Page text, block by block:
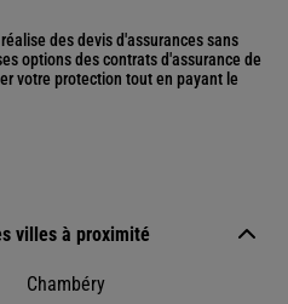
des devis d'assurances sans
options des contrats d'assurance de
votre protection tout en payant le
villes à proximité
Chambéry